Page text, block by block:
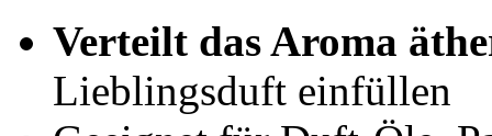
Verteilt das Aroma
Lieblingsduft einfüllen